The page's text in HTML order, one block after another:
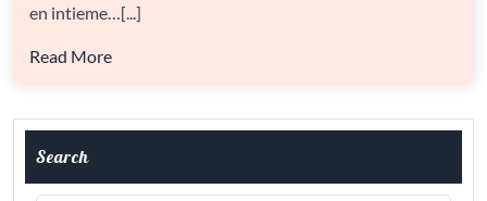
en intieme…[...]
Read More
Search